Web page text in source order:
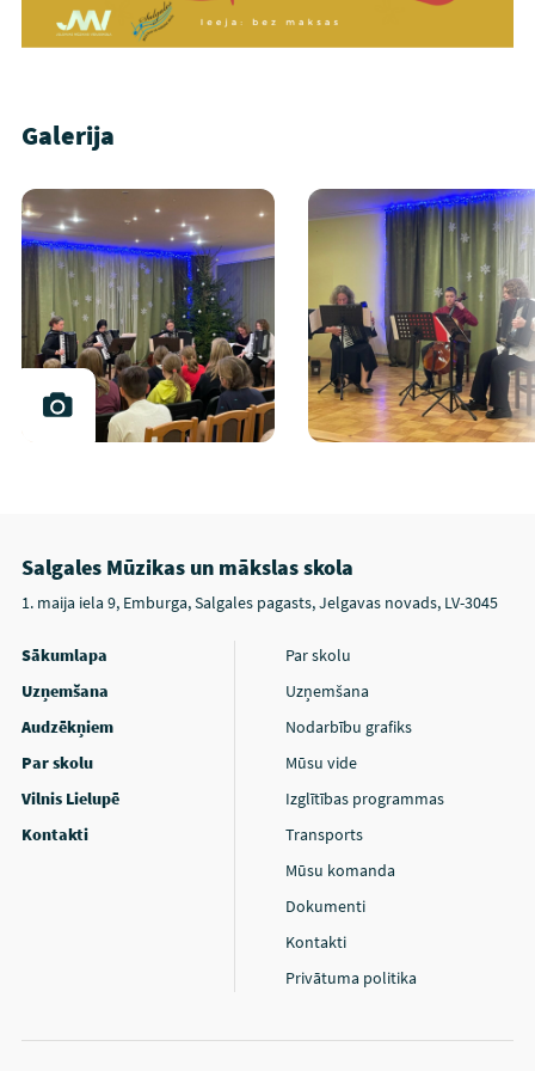
Galerija
Salgales Mūzikas un mākslas skola
1. maija iela 9, Emburga, Salgales pagasts, Jelgavas novads, LV-3045
Sākumlapa
Uzņemšana
Audzēkņiem
Par skolu
Vilnis Lielupē
Kontakti
Par skolu
Uzņemšana
Nodarbību grafiks
Mūsu vide
Izglītības programmas
Transports
Mūsu komanda
Dokumenti
Kontakti
Privātuma politika